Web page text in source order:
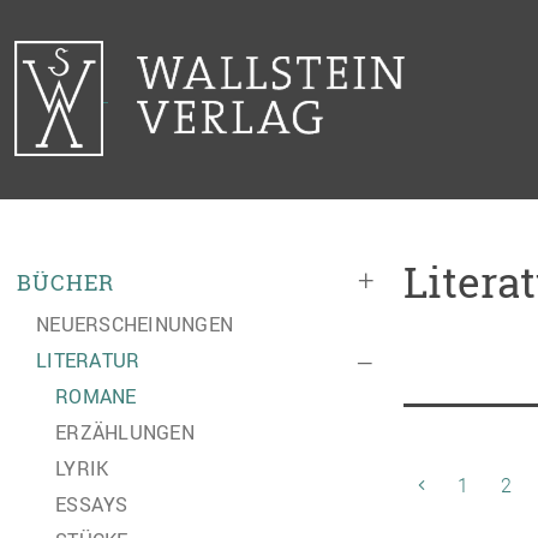
+
BÜCHER
NEUERSCHEINUNGEN
–
LITERATUR
ROMANE
ERZÄHLUNGEN
LYRIK
ESSAYS
1 2